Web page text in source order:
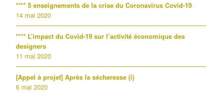
**** 5 enseignements de la crise du Coronavirus Covid-19
14 mai 2020
**** L’impact du Covid-19 sur l’activité économique des
designers
11 mai 2020
[Appel à projet] Après la sécheresse (i)
6 mai 2020